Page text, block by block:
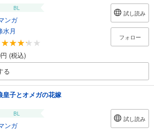
BL
ンガ
水月
(税込)
試し読み
フォロー
る
皇子とオメガの花嫁
BL
ンガ
試し読み